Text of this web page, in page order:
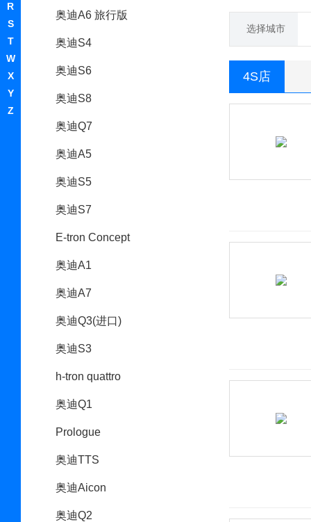
R
S
T
W
X
Y
Z
奥迪A6 旅行版
奥迪S4
奥迪S6
奥迪S8
奥迪Q7
奥迪A5
奥迪S5
奥迪S7
E-tron Concept
奥迪A1
奥迪A7
奥迪Q3(进口)
奥迪S3
h-tron quattro
奥迪Q1
Prologue
奥迪TTS
奥迪Aicon
奥迪Q2
选择城市
4S店